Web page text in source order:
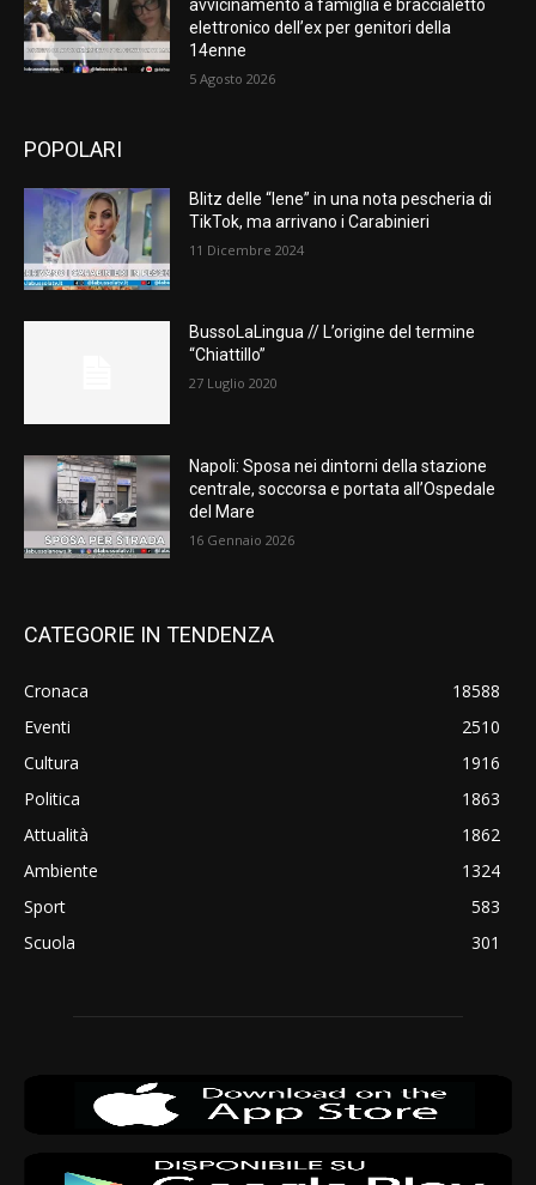
avvicinamento a famiglia e braccialetto
elettronico dell’ex per genitori della
14enne
5 Agosto 2026
POPOLARI
Blitz delle “Iene” in una nota pescheria di
TikTok, ma arrivano i Carabinieri
11 Dicembre 2024
BussoLaLingua // L’origine del termine
“Chiattillo”
27 Luglio 2020
Napoli: Sposa nei dintorni della stazione
centrale, soccorsa e portata all’Ospedale
del Mare
16 Gennaio 2026
CATEGORIE IN TENDENZA
Cronaca
18588
Eventi
2510
Cultura
1916
Politica
1863
Attualità
1862
Ambiente
1324
Sport
583
Scuola
301